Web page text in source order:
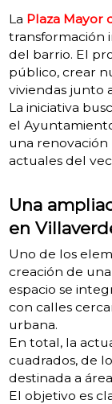
La Plaza Mayor
transformación
del barrio. El
público, crear
viviendas junto
La iniciativa
el
una renovación
actuales del
Una
en
Uno de los
creación de una
espacio se
con calles
urbana.
En total, la
cuadrados, de
destinada a
El objetivo es